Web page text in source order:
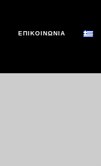
ΕΠΙΚΟΙΝΩΝΙΑ